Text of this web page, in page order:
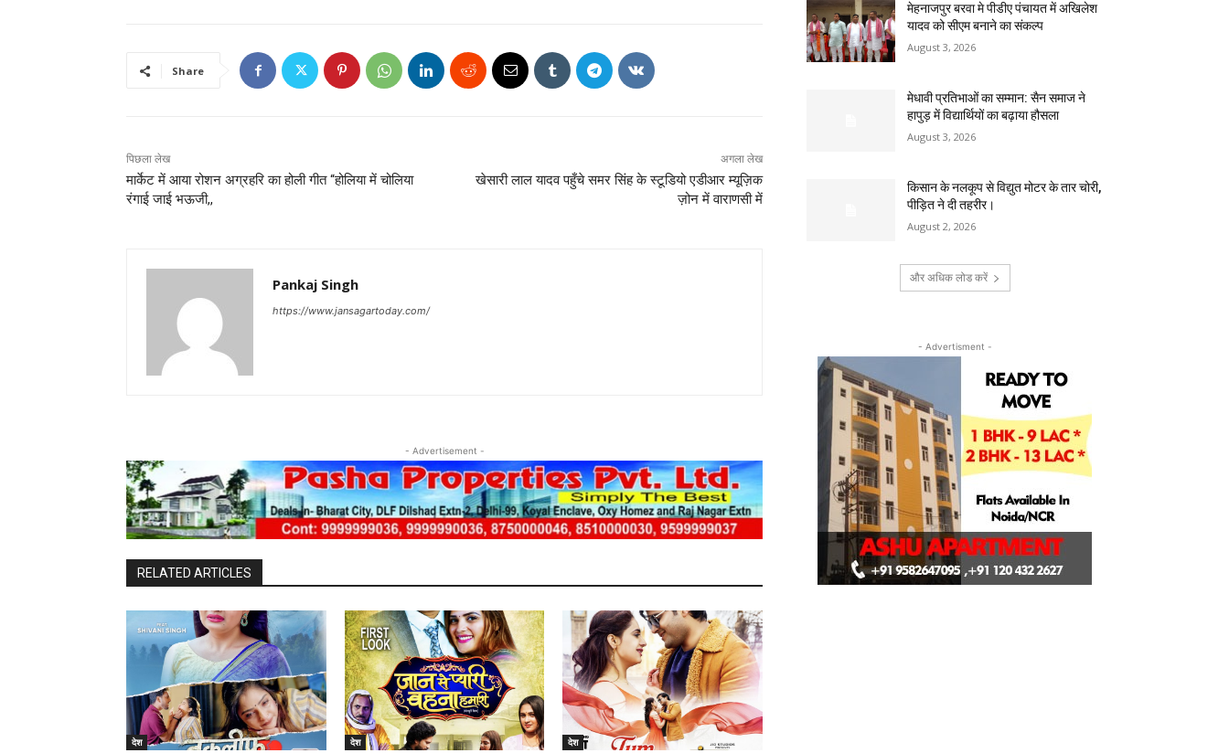
Share
पिछला लेख
मार्केट में आया रोशन अग्रहरि का होली गीत “होलिया में चोलिया
रंगाई जाई भऊजी,,
अगला लेख
खेसारी लाल यादव पहुँचे समर सिंह के स्टूडियो एडीआर म्यूज़िक
ज़ोन में वाराणसी में
Pankaj Singh
https://www.jansagartoday.com/
- Advertisement -
RELATED ARTICLES
देश देश देश
मेहनाजपुर बरवा मे पीडीए पंचायत में अखिलेश
यादव को सीएम बनाने का संकल्प
August 3, 2026
मेधावी प्रतिभाओं का सम्मान: सैन समाज ने
हापुड़ में विद्यार्थियों का बढ़ाया हौसला
August 3, 2026
किसान के नलकूप से विद्युत मोटर के तार चोरी,
पीड़ित ने दी तहरीर।
August 2, 2026
और अधिक लोड करें
- Advertisment -